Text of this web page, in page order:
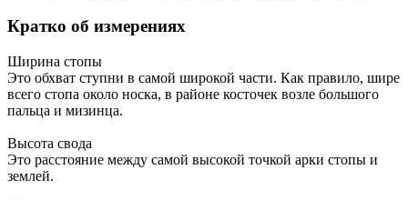
Кратко об измерениях
Ширина стопы
Это обхват ступни в самой широкой части. Как правило, шире
всего стопа около носка, в районе косточек возле большого
пальца и мизинца.
Высота свода
Это расстояние между самой высокой точкой арки стопы и
землей.